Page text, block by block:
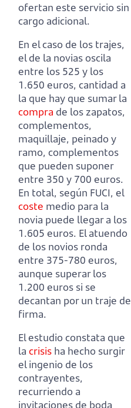
ofertan este servicio sin
cargo adicional.
En el caso de los trajes,
el de la novias oscila
entre los 525 y los
1.650 euros, cantidad a
la que hay que sumar la
compra de los zapatos,
complementos,
maquillaje, peinado y
ramo, complementos
que pueden suponer
entre 350 y 700 euros.
En total, según FUCI, el
coste medio para la
novia puede llegar a los
1.605 euros. El atuendo
de los novios ronda
entre 375-780 euros,
aunque superar los
1.200 euros si se
decantan por un traje de
firma.
El estudio constata que
la crisis ha hecho surgir
el ingenio de los
contrayentes,
recurriendo a
invitaciones de boda